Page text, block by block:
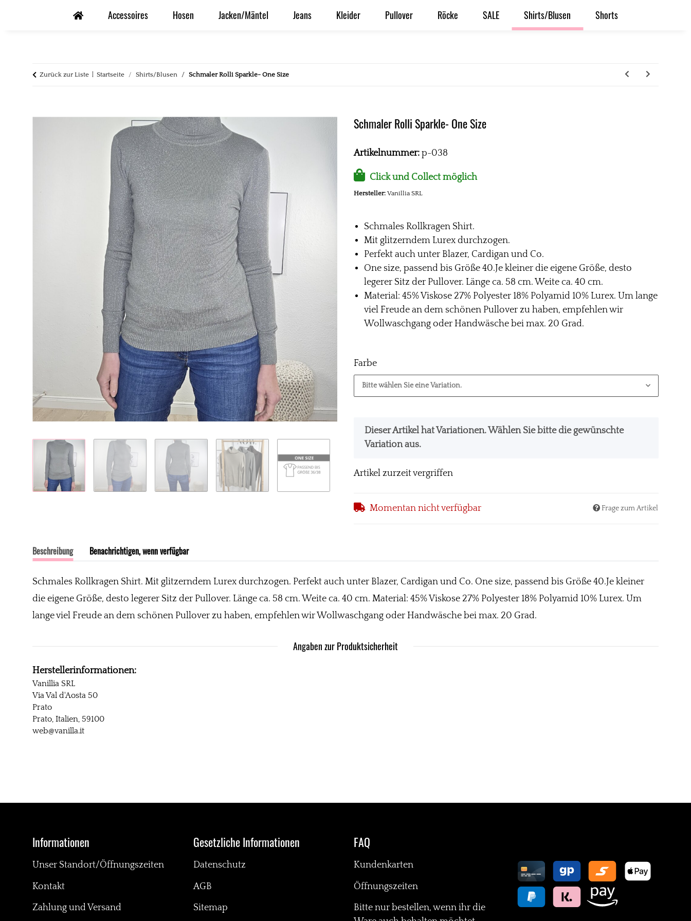
Accessoires Hosen Jacken/Mäntel Jeans Kleider Pullover Röcke SALE Shirts/Blusen Shorts
Zurück zur Liste Startseite Shirts/Blusen Schmaler Rolli Sparkle- One Size
Schmaler Rolli Sparkle- One Size
Artikelnummer: p-038
Click und Collect möglich
Hersteller: Vanillia SRL
Schmales Rollkragen Shirt.
Mit glitzerndem Lurex durchzogen.
Perfekt auch unter Blazer, Cardigan und Co.
One size, passend bis Größe 40.Je kleiner die eigene Größe, desto
legerer Sitz der Pullover. Länge ca. 58 cm. Weite ca. 40 cm.
Material: 45% Viskose 27% Polyester 18% Polyamid 10% Lurex. Um lange
viel Freude an dem schönen Pullover zu haben, empfehlen wir
Wollwaschgang oder Handwäsche bei max. 20 Grad.
Farbe
Bitte wählen Sie eine Variation.
x
Dieser Artikel hat Variationen. Wählen Sie bitte die gewünschte
Variation aus.
Artikel zurzeit vergriffen
Momentan nicht verfügbar Frage zum Artikel
Beschreibung Benachrichtigen, wenn verfügbar
Schmales Rollkragen Shirt. Mit glitzerndem Lurex durchzogen. Perfekt auch unter Blazer, Cardigan und Co. One size, passend bis Größe 40.Je kleiner
die eigene Größe, desto legerer Sitz der Pullover. Länge ca. 58 cm. Weite ca. 40 cm. Material: 45% Viskose 27% Polyester 18% Polyamid 10% Lurex. Um
lange viel Freude an dem schönen Pullover zu haben, empfehlen wir Wollwaschgang oder Handwäsche bei max. 20 Grad.
Angaben zur Produktsicherheit
Herstellerinformationen:
Vanillia SRL
Via Val d'Aosta 50
Prato
Prato, Italien, 59100
web@vanilla.it
Informationen
Unser Standort/Öffnungszeiten
Kontakt
Zahlung und Versand
Gesetzliche Informationen
Datenschutz
AGB
Sitemap
FAQ
Kundenkarten
Öffnungszeiten
Bitte nur bestellen, wenn ihr die